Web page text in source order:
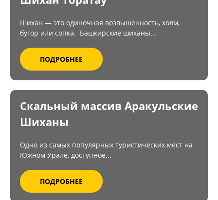
Шихан — это одиночная возвышенность, холм,
бугор или сопка. Башкирские шиханы...
ПОДРОБНЕЕ
Скальный массив Аракульские
Шиханы
Одно из самых популярных туристических мест на
Южном Урале, доступное...
ПОДРОБНЕЕ